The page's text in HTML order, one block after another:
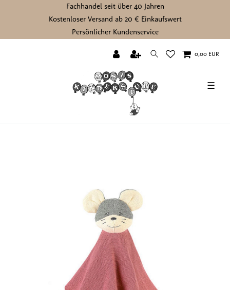
Fachhandel seit über 40 Jahren
Kostenloser Versand ab 20 € Einkaufswert
Persönlicher Kundenservice
0,00 EUR
☰